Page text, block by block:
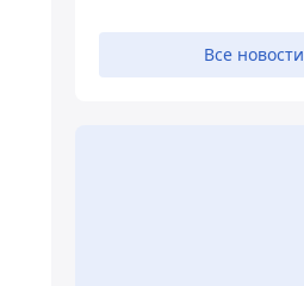
Все новости